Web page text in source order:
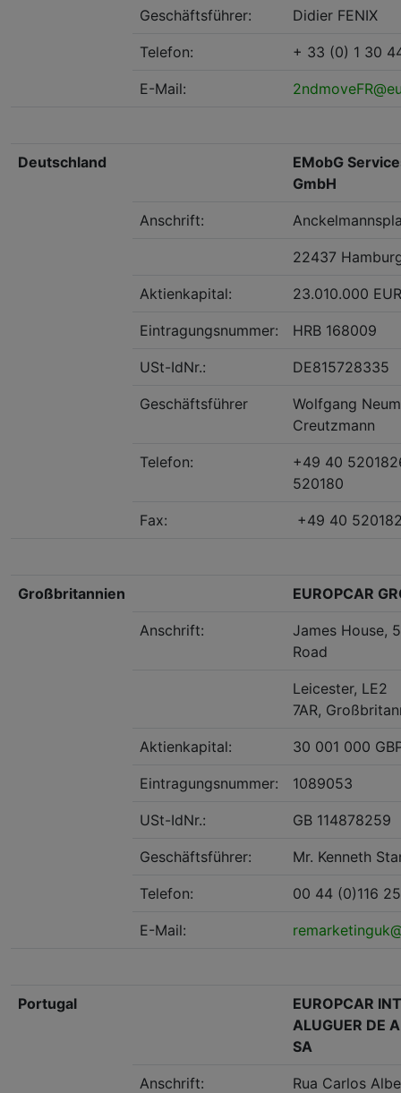
Geschäftsführer: Didier FENIX
Telefon: + 33 (0) 1 30
E-Mail:
Deutschland
EMobG
GmbH
Anschrift:
22437
Aktienkapital: 23.010.000 EUR
Eintragungsnummer: HRB 168009
USt-IdNr.: DE815728335
Geschäftsführer
Wolfgang
Creutzmann
Telefon:
+49 40
520180
Fax: +49 40
Großbritannien EUROPCAR
Anschrift:
James House,
Road
Leicester, LE2
7AR,
Aktienkapital: 30 001 000
Eintragungsnummer: 1089053
USt-IdNr.: GB 114878259
Geschäftsführer: Mr. Kenneth
Telefon: 00 44 (0)116
E-Mail:
Portugal
EUROPCAR
ALUGUER DE
SA
Anschrift:
Rua Carlos